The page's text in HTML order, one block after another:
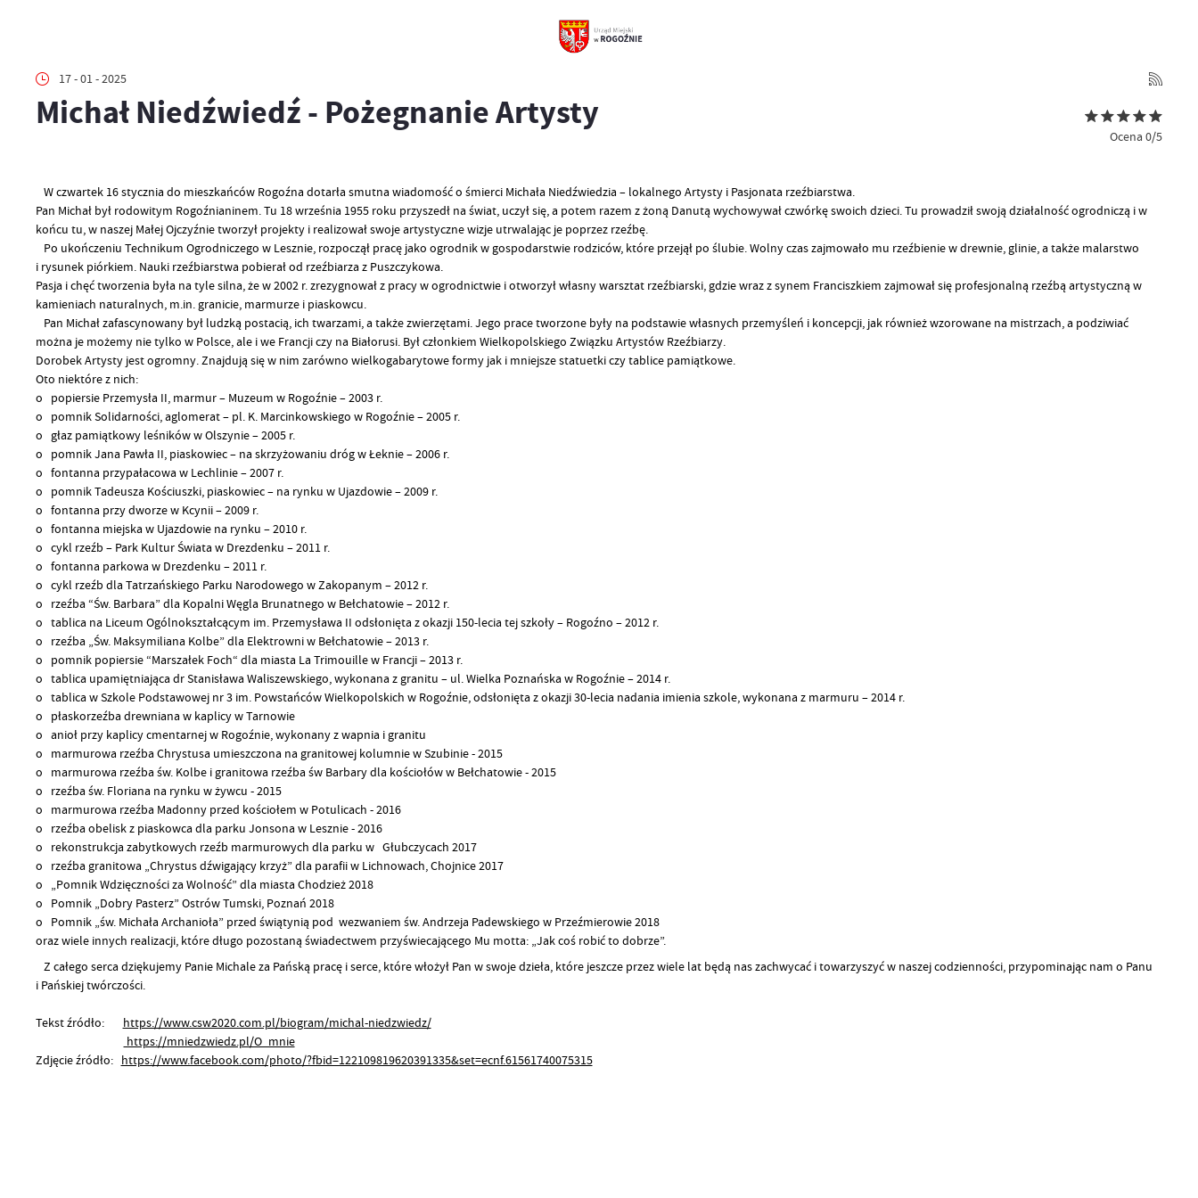
17 - 01 - 2025
Michał Niedźwiedź - Pożegnanie Artysty
Ocena 0/5
W czwartek 16 stycznia do mieszkańców Rogoźna dotarła smutna wiadomość o śmierci Michała Niedźwiedzia – lokalnego Artysty i Pasjonata rzeźbiarstwa.
Pan Michał był rodowitym Rogoźnianinem. Tu 18 września 1955 roku przyszedł na świat, uczył się, a potem razem z żoną Danutą wychowywał czwórkę swoich dzieci. Tu prowadził swoją działalność ogrodniczą i w
końcu tu, w naszej Małej Ojczyźnie tworzył projekty i realizował swoje artystyczne wizje utrwalając je poprzez rzeźbę.
Po ukończeniu Technikum Ogrodniczego w Lesznie, rozpoczął pracę jako ogrodnik w gospodarstwie rodziców, które przejął po ślubie.Wolny czas zajmowało mu rzeźbienie w drewnie, glinie, a także malarstwo
i rysunek piórkiem. Nauki rzeźbiarstwa pobierał od rzeźbiarza z Puszczykowa.
Pasja i chęć tworzenia była na tyle silna, że w 2002 r. zrezygnował z pracy w ogrodnictwie i otworzył własny warsztat rzeźbiarski, gdzie wraz z synem Franciszkiem zajmował się profesjonalną rzeźbą artystyczną w
kamieniach naturalnych, m.in. granicie, marmurze i piaskowcu.
Pan Michał zafascynowany był ludzką postacią, ich twarzami, a także zwierzętami. Jego prace tworzone były na podstawie własnych przemyśleń i koncepcji, jak również wzorowane na mistrzach, a podziwiać
można je możemy nie tylko w Polsce, ale i we Francji czy na Białorusi. Był członkiem Wielkopolskiego Związku Artystów Rzeźbiarzy.
Dorobek Artysty jest ogromny. Znajdują się w nim zarówno wielkogabarytowe formy jak i mniejsze statuetki czy tablice pamiątkowe.
Oto niektóre z nich:
o popiersie Przemysła II, marmur – Muzeum w Rogoźnie – 2003 r.
o pomnik Solidarności, aglomerat – pl. K. Marcinkowskiego w Rogoźnie – 2005 r.
o głaz pamiątkowy leśników w Olszynie – 2005 r.
o pomnik Jana Pawła II, piaskowiec – na skrzyżowaniu dróg w Łeknie – 2006 r.
o fontanna przypałacowa w Lechlinie – 2007 r.
o pomnik Tadeusza Kościuszki, piaskowiec – na rynku w Ujazdowie – 2009 r.
o fontanna przy dworze w Kcynii – 2009 r.
o fontanna miejska w Ujazdowie na rynku – 2010 r.
o cykl rzeźb – Park Kultur Świata w Drezdenku – 2011 r.
o fontanna parkowa w Drezdenku – 2011 r.
o cykl rzeźb dla Tatrzańskiego Parku Narodowego w Zakopanym – 2012 r.
o rzeźba “Św. Barbara” dla Kopalni Węgla Brunatnego w Bełchatowie – 2012 r.
o tablica na Liceum Ogólnokształcącym im. Przemysława II odsłonięta z okazji 150-lecia tej szkoły – Rogoźno – 2012 r.
o rzeźba „Św. Maksymiliana Kolbe” dla Elektrowni w Bełchatowie – 2013 r.
o pomnik popiersie “Marszałek Foch“ dla miasta La Trimouille w Francji – 2013 r.
o tablica upamiętniająca dr Stanisława Waliszewskiego, wykonana z granitu – ul. Wielka Poznańska w Rogoźnie – 2014 r.
o tablica w Szkole Podstawowej nr 3 im. Powstańców Wielkopolskich w Rogoźnie, odsłonięta z okazji 30-lecia nadania imienia szkole, wykonana z marmuru – 2014 r.
o płaskorzeźba drewniana w kaplicy w Tarnowie
o anioł przy kaplicy cmentarnej w Rogoźnie, wykonany z wapnia i granitu
o marmurowa rzeźba Chrystusa umieszczona na granitowej kolumnie w Szubinie - 2015
o marmurowa rzeźba św. Kolbe i granitowa rzeźba św Barbary dla kościołów w Bełchatowie - 2015
o rzeźba św. Floriana na rynku w żywcu - 2015
o marmurowa rzeźba Madonny przed kościołem w Potulicach - 2016
o rzeźba obelisk z piaskowca dla parku Jonsona w Lesznie - 2016
o rekonstrukcja zabytkowych rzeźb marmurowych dla parku w Głubczycach 2017
o rzeźba granitowa „Chrystus dźwigający krzyż” dla parafii w Lichnowach, Chojnice 2017
o „Pomnik Wdzięczności za Wolność” dla miasta Chodzież 2018
o Pomnik „Dobry Pasterz” Ostrów Tumski, Poznań 2018
o Pomnik „św. Michała Archanioła” przed świątynią pod wezwaniem św. Andrzeja Padewskiego w Przeźmierowie 2018
oraz wiele innych realizacji, które długo pozostaną świadectwem przyświecającego Mu motta: „Jak coś robić to dobrze”.
Z całego serca dziękujemy Panie Michale za Pańską pracę i serce, które włożył Pan w swoje dzieła, które jeszcze przez wiele lat będą nas zachwycać i towarzyszyć w naszej codzienności, przypominając nam o Panu
i Pańskiej twórczości.
Tekst źródło: https://www.csw2020.com.pl/biogram/michal-niedzwiedz/
https://mniedzwiedz.pl/O_mnie
Zdjęcie źródło: https://www.facebook.com/photo/?fbid=122109819620391335&set=ecnf.61561740075315